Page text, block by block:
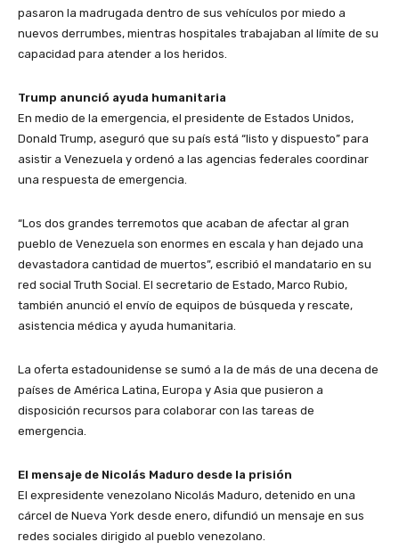
pasaron la madrugada dentro de sus vehículos por miedo a
nuevos derrumbes, mientras hospitales trabajaban al límite de su
capacidad para atender a los heridos.
Trump anunció ayuda humanitaria
En medio de la emergencia, el presidente de Estados Unidos,
Donald Trump, aseguró que su país está “listo y dispuesto” para
asistir a Venezuela y ordenó a las agencias federales coordinar
una respuesta de emergencia.
“Los dos grandes terremotos que acaban de afectar al gran
pueblo de Venezuela son enormes en escala y han dejado una
devastadora cantidad de muertos”, escribió el mandatario en su
red social Truth Social. El secretario de Estado, Marco Rubio,
también anunció el envío de equipos de búsqueda y rescate,
asistencia médica y ayuda humanitaria.
La oferta estadounidense se sumó a la de más de una decena de
países de América Latina, Europa y Asia que pusieron a
disposición recursos para colaborar con las tareas de
emergencia.
El mensaje de Nicolás Maduro desde la prisión
El expresidente venezolano Nicolás Maduro, detenido en una
cárcel de Nueva York desde enero, difundió un mensaje en sus
redes sociales dirigido al pueblo venezolano.